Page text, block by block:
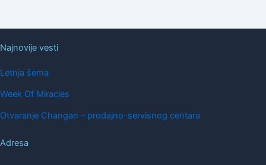
Najnovije vesti
Letnja šema
Week Of Miracles
Otvaranje Changan – prodajno-servisnog centara
Adresa